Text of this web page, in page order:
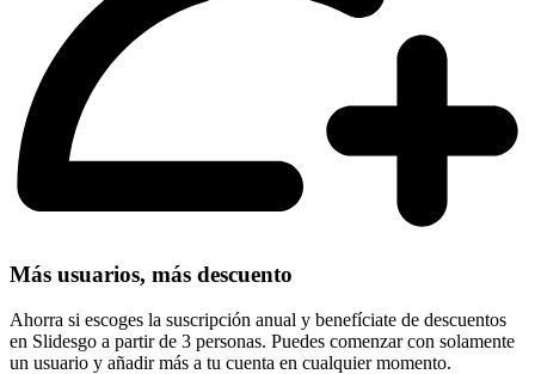
Más usuarios, más descuento
Ahorra si escoges la suscripción anual y benefíciate de descuentos
en Slidesgo a partir de 3 personas. Puedes comenzar con solamente
un usuario y añadir más a tu cuenta en cualquier momento.